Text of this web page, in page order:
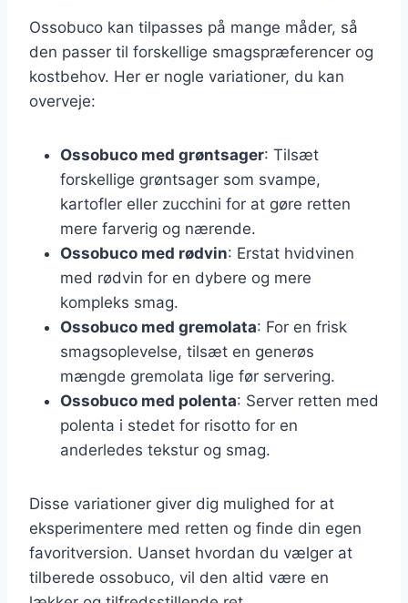
Ossobuco kan tilpasses på mange måder, så
den passer til forskellige smagspræferencer og
kostbehov. Her er nogle variationer, du kan
overveje:
Ossobuco med grøntsager: Tilsæt
forskellige grøntsager som svampe,
kartofler eller zucchini for at gøre retten
mere farverig og nærende.
Ossobuco med rødvin: Erstat hvidvinen
med rødvin for en dybere og mere
kompleks smag.
Ossobuco med gremolata: For en frisk
smagsoplevelse, tilsæt en generøs
mængde gremolata lige før servering.
Ossobuco med polenta: Server retten med
polenta i stedet for risotto for en
anderledes tekstur og smag.
Disse variationer giver dig mulighed for at
eksperimentere med retten og finde din egen
favoritversion. Uanset hvordan du vælger at
tilberede ossobuco, vil den altid være en